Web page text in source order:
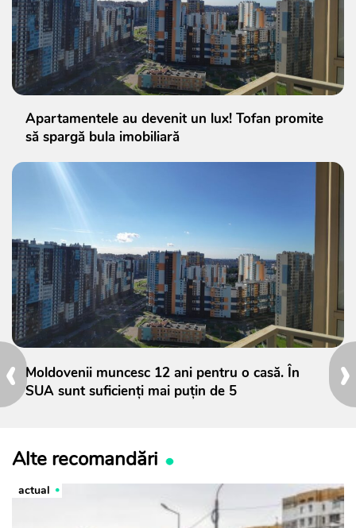
›
‹
Apartamentele au devenit un lux! Tofan promite
să spargă bula imobiliară
Moldovenii muncesc 12 ani pentru o casă. În
SUA sunt suficienți mai puțin de 5
Alte recomandări
actual